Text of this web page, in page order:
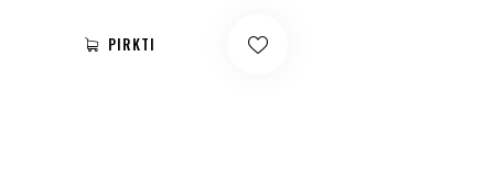
PIRKTI